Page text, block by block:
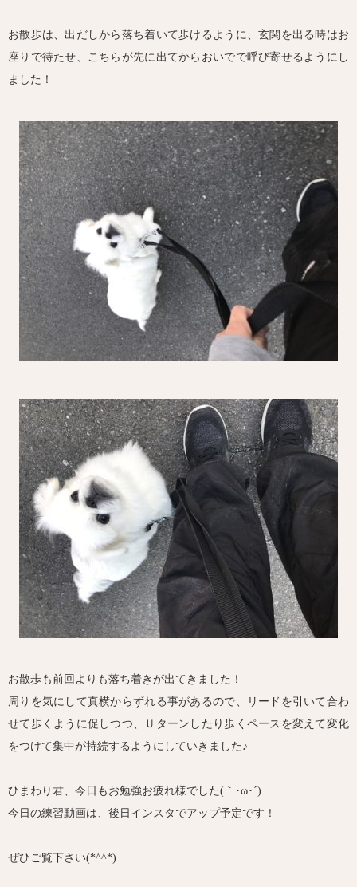
お散歩は、出だしから落ち着いて歩けるように、玄関を出る時はお
座りで待たせ、こちらが先に出てからおいでで呼び寄せるようにし
ました！
お散歩も前回よりも落ち着きが出てきました！
周りを気にして真横からずれる事があるので、リードを引いて合わ
せて歩くように促しつつ、Ｕターンしたり歩くペースを変えて変化
をつけて集中が持続するようにしていきました♪
ひまわり君、今日もお勉強お疲れ様でした(｀･ω･´)ゞ
今日の練習動画は、後日インスタでアップ予定です！
ぜひご覧下さい(*^^*)